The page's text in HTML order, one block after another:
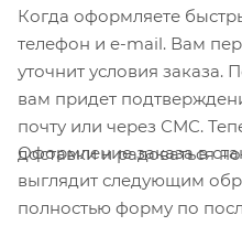
Когда оформляете
телефон и e-mail. Вам
уточнит условия заказа.
вам придет
почту или через СМС.
доставки и радоваться
Оформление заказа в
выглядит следующим
полностью форму по